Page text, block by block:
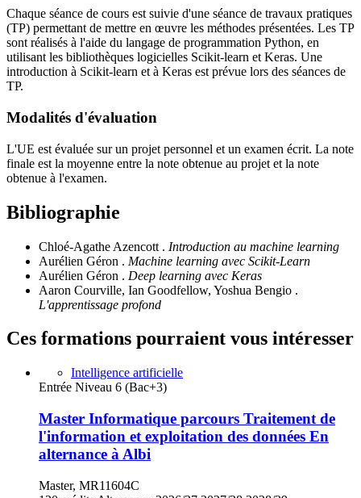
Chaque séance de cours est suivie d'une séance de travaux pratiques
(TP) permettant de mettre en œuvre les méthodes présentées. Les TP
sont réalisés à l'aide du langage de programmation Python, en
utilisant les bibliothèques logicielles Scikit-learn et Keras. Une
introduction à Scikit-learn et à Keras est prévue lors des séances de
TP.
Modalités d'évaluation
L'UE est évaluée sur un projet personnel et un examen écrit. La note
finale est la moyenne entre la note obtenue au projet et la note
obtenue à l'examen.
Bibliographie
Chloé-Agathe Azencott . Introduction au machine learning
Aurélien Géron . Machine learning avec Scikit-Learn
Aurélien Géron . Deep learning avec Keras
Aaron Courville, Ian Goodfellow, Yoshua Bengio .
L'apprentissage profond
Ces formations pourraient vous intéresser
Intelligence artificielle
Entrée Niveau 6 (Bac+3)
Master Informatique parcours Traitement de
l'information et exploitation des données En
alternance à Albi
Master, MR11604C